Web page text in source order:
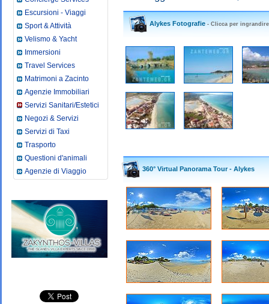
Escursioni - Viaggi
Sport & Attività
Velismo & Yacht
Immersioni
Travel Services
Matrimoni a Zacinto
Agenzie Immobiliari
Servizi Sanitari/Estetici
Negozi & Servizi
Servizi di Taxi
Trasporto
Questioni d'animali
Agenzie di Viaggio
Alykes Fotografie - Clicca per ingrandire
360° Virtual Panorama Tour - Alykes